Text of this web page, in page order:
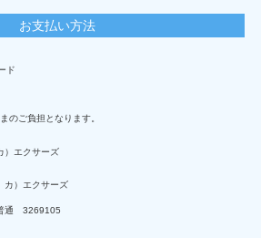
お支払い方法
ド
のご負担となります。
エクサーズ
）エクサーズ
通 3269105